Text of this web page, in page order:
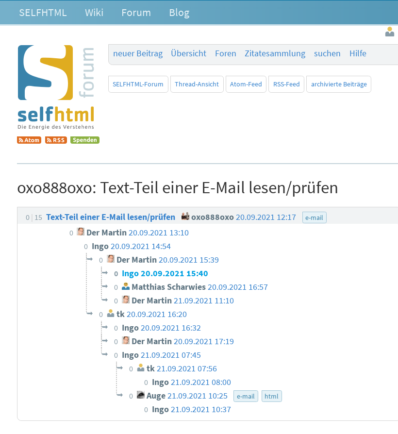
SELFHTML Wiki Forum Blog
neuer Beitrag
Übersicht Foren Zitatesammlung suchen Hilfe
SELFHTML-Forum Thread-Ansicht Atom-Feed RSS-Feed archivierte Beiträge
oxo888oxo: Text-Teil einer E-Mail lesen/prüfen
0 15 Text-Teil einer E-Mail lesen/prüfen oxo888oxo20.09.2021 12:17 e-mail
0 Der Martin20.09.2021 13:10
0 Ingo20.09.2021 14:54
0 Der Martin20.09.2021 15:39
0 Ingo20.09.2021 15:40
0 Matthias Scharwies20.09.2021 16:57
0 Der Martin21.09.2021 11:10
0 tk20.09.2021 16:20
0 Ingo20.09.2021 16:32
0 Der Martin20.09.2021 17:19
0 Ingo21.09.2021 07:45
0 tk 21.09.2021 07:56
0 Ingo21.09.2021 08:00
0 Auge 21.09.2021 10:25 e-mail html
0 Ingo21.09.2021 10:37